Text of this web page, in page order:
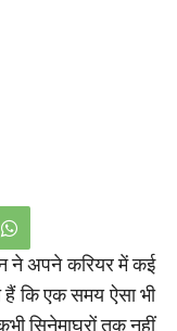
ने अपने करियर में कई
कि एक समय ऐसा भी
सिनेमाघरों तक नहीं